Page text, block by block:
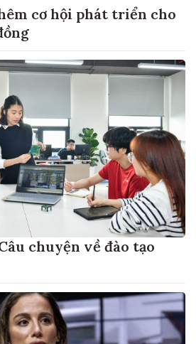
cơ hội phát triển cho
chuyện về đào tạo